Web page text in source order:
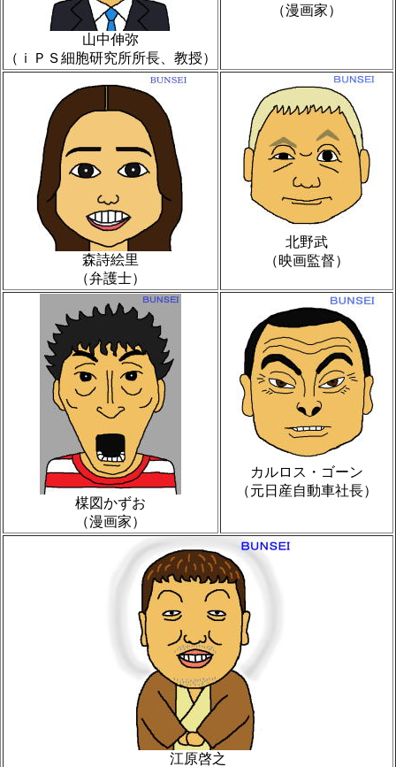
山中伸弥
（ｉＰＳ細胞研究所所長、教授）
（漫画家）
森詩絵里
（弁護士）
北野武
（映画監督）
楳図かずお
（漫画家）
カルロス・ゴーン
（元日産自動車社長）
江原啓之